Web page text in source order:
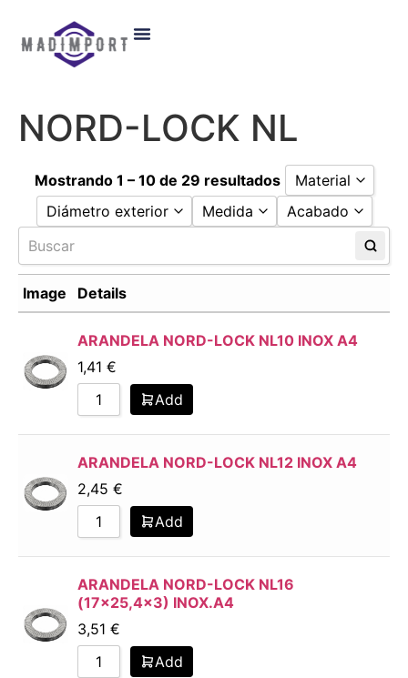
NORD-LOCK NL
Mostrando 1 – 10 de 29 resultados Material
Acero
Inoxidable
Diámetro exterior
10,8
13,5
16,6
25,4
29
30,7
34,5
42
47
48,5
55
7,6
Medida
12
18
27
3
4
42
48
Acabado
A4
Image Details
ARANDELA NORD-LOCK NL10 INOX A4
1,41 €
Add
ARANDELA NORD-LOCK NL12 INOX A4
2,45 €
Add
ARANDELA NORD-LOCK NL16
(17×25,4×3) INOX.A4
3,51 €
Add